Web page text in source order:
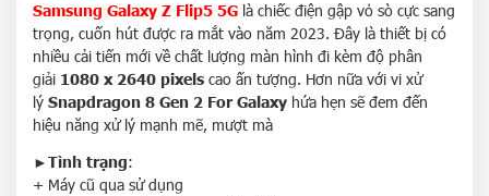
Samsung Galaxy Z Flip5 5G là chiếc điện gập vỏ sò cực sang
trọng, cuốn hút được ra mắt vào năm 2023. Đây là thiết bị có
nhiều cải tiến mới về chất lượng màn hình đi kèm độ phân
giải 1080 x 2640 pixels cao ấn tượng. Hơn nữa với vi xử
lý Snapdragon 8 Gen 2 For Galaxy hứa hẹn sẽ đem đến
hiệu năng xử lý mạnh mẽ, mượt mà
►Tình trạng:
+ Máy cũ qua sử dụng